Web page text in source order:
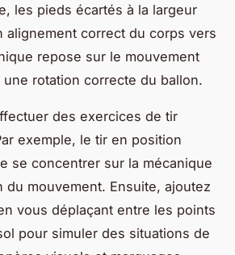
les pieds écartés à la largeur
alignement correct du corps vers
repose sur le mouvement
rotation correcte du ballon.
des exercices de tir
exemple, le tir en position
se concentrer sur la mécanique
du mouvement. Ensuite, ajoutez
vous déplaçant entre les points
pour simuler des situations de